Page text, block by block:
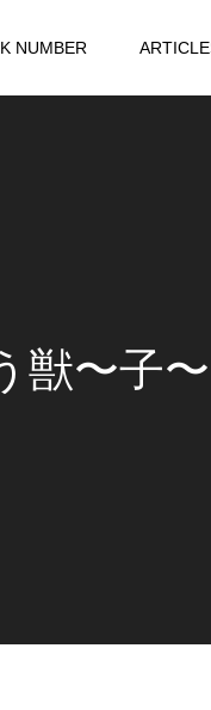
NUMBER
獣〜子〜